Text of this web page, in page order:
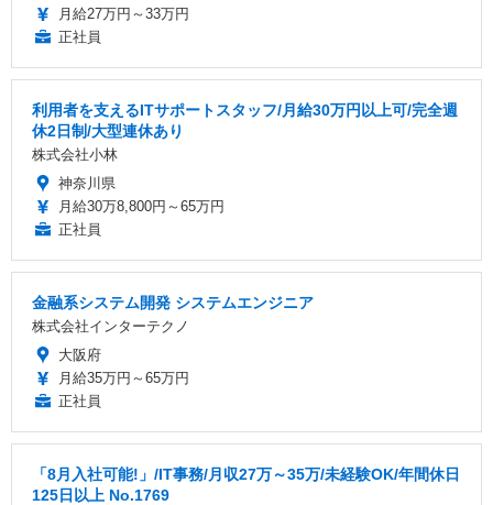
月給27万円～33万円
正社員
利用者を支えるITサポートスタッフ/月給30万円以上可/完全週
休2日制/大型連休あり
株式会社小林
神奈川県
月給30万8,800円～65万円
正社員
金融系システム開発 システムエンジニア
株式会社インターテクノ
大阪府
月給35万円～65万円
正社員
「8月入社可能!」/IT事務/月収27万～35万/未経験OK/年間休日
125日以上 No.1769